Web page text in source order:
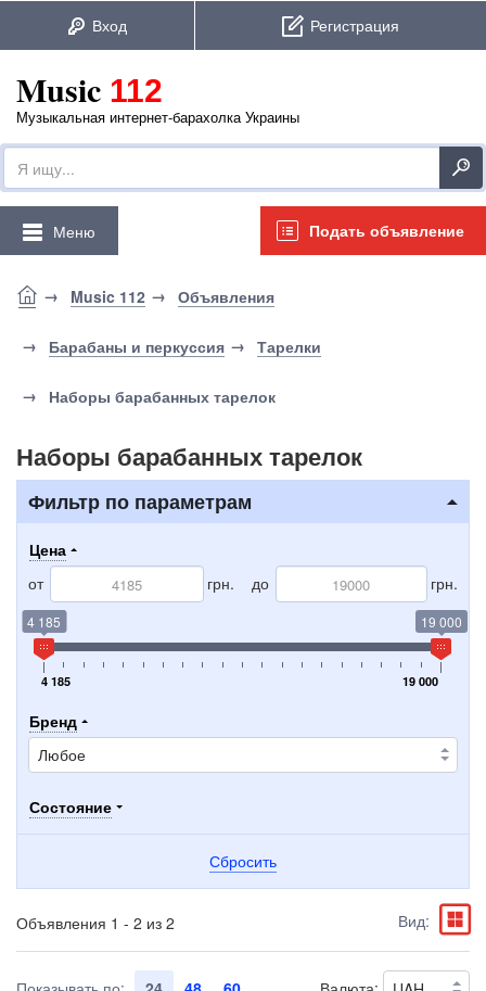
Music 112
Музыкальная интернет-барахолка Украины
Подать объявление
Меню
Music 112 Объявления
Барабаны и перкуссия Тарелки
Наборы барабанных тарелок
Наборы барабанных тарелок
Фильтр по параметрам
Цена
от
грн. до грн.
4 185 19 000
4 185 19 000
Бренд
Состояние
Сбросить
Объявления 1 - 2 из 2 Вид: